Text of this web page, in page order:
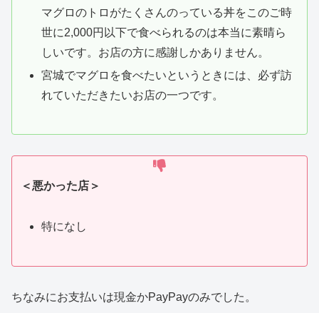
マグロのトロがたくさんのっている丼をこのご時
世に2,000円以下で食べられるのは本当に素晴ら
しいです。お店の方に感謝しかありません。
宮城でマグロを食べたいというときには、必ず訪
れていただきたいお店の一つです。
＜悪かった店＞
特になし
ちなみにお支払いは現金かPayPayのみでした。